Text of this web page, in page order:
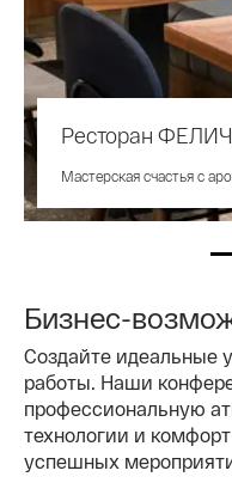
Ресторан
Мастерская счастья с
Бизнес-
Создайте идеальные
работы. Наши
профессиональную
технологии и
успешных